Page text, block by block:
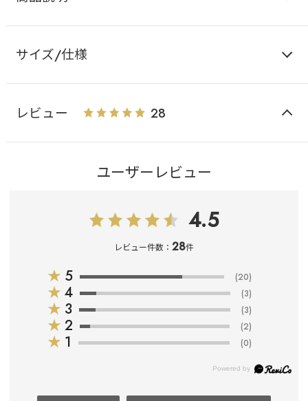
サイズ/仕様
レビュー 28
ユーザーレビュー
4.5
レビュー件数： 28件
★ 5 (20)
★ 4 (3)
★ 3 (3)
★ 2 (2)
★ 1 (0)